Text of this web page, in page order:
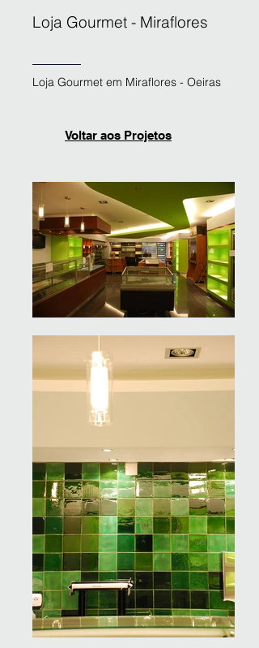
Loja Gourmet - Miraflores
Loja Gourmet em Miraflores - Oeiras
Voltar aos Projetos